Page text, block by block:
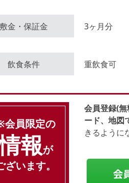
報の全てがご覧いただけ
敷金・保証金 3ヶ月分
飲食条件 重飲食可
会員限定の
報が
ざいます。
会員登録(無
ード、地図
きるように
会